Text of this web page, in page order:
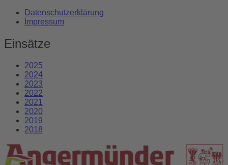
Datenschutzerklärung
Impressum
Einsätze
2025
2024
2023
2022
2021
2020
2019
2018